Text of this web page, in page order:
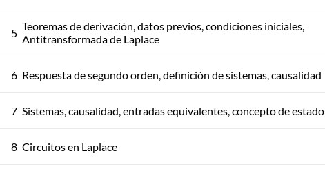
5 Teoremas de derivación, datos previos, condiciones iniciales,
Antitransformada de Laplace
6 Respuesta de segundo orden, definición de sistemas, causalidad
7 Sistemas, causalidad, entradas equivalentes, concepto de estado
8 Circuitos en Laplace